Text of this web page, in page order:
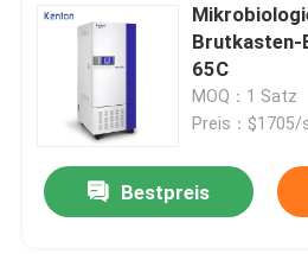
Brutkasten-
65C
MOQ：1 Satz
Preis：$1705/
Bestpreis